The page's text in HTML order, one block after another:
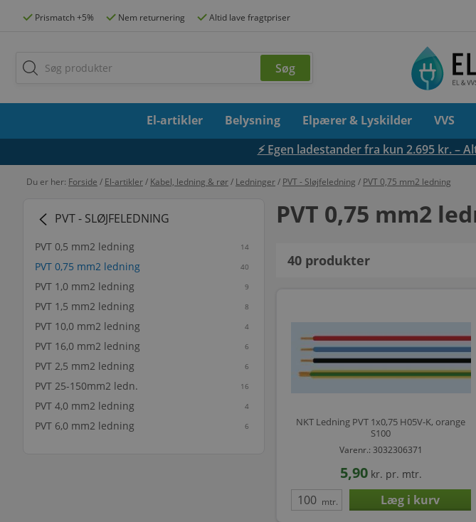
Prismatch +5% Nem returnering Altid lave fragtpriser
El-artikler Belysning Elpærer & Lyskilder VVS
⚡ Egen ladestander fra kun 2.695 kr. –
Du er her: Forside / El-artikler/ Kabel, ledning & rør/ Ledninger/ PVT - Sløjfeledning / PVT 0,75 mm2 ledning
PVT - SLØJFELEDNING
PVT 0,5 mm2 ledning 14
PVT 0,75 mm2 ledning 40
PVT 1,0 mm2 ledning 9
PVT 1,5 mm2 ledning 8
PVT 10,0 mm2 ledning 4
PVT 16,0 mm2 ledning 6
PVT 2,5 mm2 ledning 6
PVT 25-150mm2 ledn. 16
PVT 4,0 mm2 ledning 4
PVT 6,0 mm2 ledning 6
PVT 0,75 mm2
40 produkter
NKT Ledning PVT 1x0,75 H05V-K, orange
S100
Varenr.: 3032306371
5,90 kr. pr. mtr.
mtr.